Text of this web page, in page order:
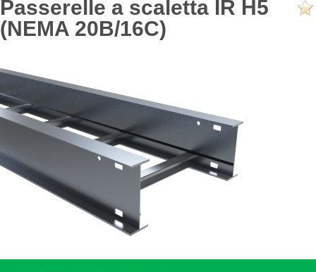
Passerelle a scaletta IR H5
(NEMA 20B/16C)